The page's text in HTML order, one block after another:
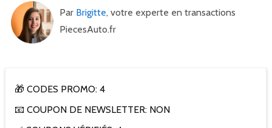
Par Brigitte, votre experte en transactions
PiecesAuto.fr
🎁 CODES PROMO: 4
📧 COUPON DE NEWSLETTER: NON